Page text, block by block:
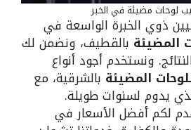
لوحات مضيئة في الخبر
ذوي الخبرة الواسعة في
المضيئة بالقطيف، ونضمن لك
ونستخدم أجود أنواع
المضيئة بالشرقية، مع
يدوم لسنوات طويلة.
لكم أفضل الأسعار في